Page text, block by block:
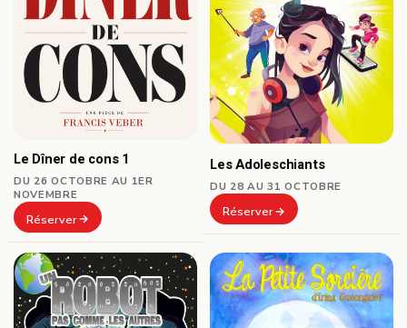
Le Dîner de cons 1
DU 26 OCTOBRE AU 1ER
NOVEMBRE
Réserver
Les Adoleschiants
DU 28 AU 31 OCTOBRE
Réserver